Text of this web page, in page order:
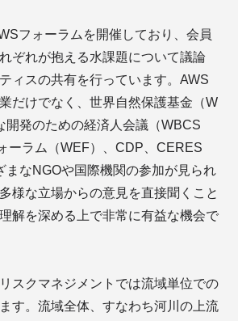
フォーラムを開催しており、会員
ぞれが抱える水課題について議論
ィスの共有を行っています。AWS
だけでなく、世界自然保護基金（W
開発のための経済人会議（WBCS
ーラム（WEF）、CDP、CERES
まなNGOや国際機関の参加が見られ
様な立場からの意見を直接聞くこと
解を深める上で非常に有益な機会で
スクマネジメントでは流域単位での
す。流域全体、すなわち河川の上流